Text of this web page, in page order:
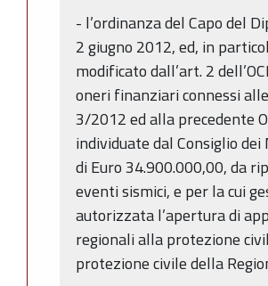
- l’ordinanza del Capo del
2 giugno 2012, ed, in
modificato dall’art. 2
oneri finanziari connessi
3/2012 ed alla precedente
individuate dal Consiglio
di Euro 34.900.000,00, da
eventi sismici, e per la cui
autorizzata l’apertura di
regionali alla protezione
protezione civile della